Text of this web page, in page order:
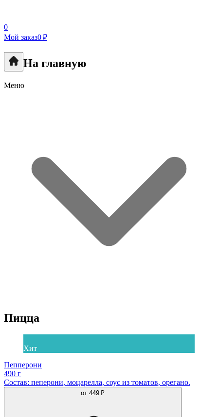
0
Мой заказ0 ₽
На главную
Меню
Пицца
Хит
Пепперони
490 г
Состав: пеперони, моцарелла, соус из томатов, орегано.
от 449 ₽